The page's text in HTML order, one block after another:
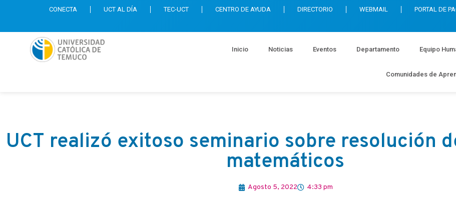
CONECTA UCT AL DÍA TEC-UCT CENTRO DE AYUDA DIRECTORIO WEBMAIL PORTAL DE
Inicio Noticias Eventos Departamento Equipo
Comunidades de
UCT realizó exitoso seminario sobre resolución
matemáticos
Agosto 5, 2022 4:33 pm